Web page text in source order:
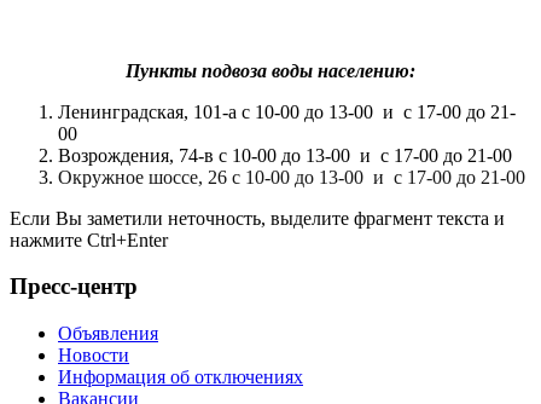
Пункты подвоза воды населению:
Ленинградская, 101-а с 10-00 до 13-00 и с 17-00 до 21-
00
Возрождения, 74-в с 10-00 до 13-00 и с 17-00 до 21-00
Окружное шоссе, 26 с 10-00 до 13-00 и с 17-00 до 21-00
Если Вы заметили неточность, выделите фрагмент текста и
нажмите Ctrl+Enter
Пресс-центр
Объявления
Новости
Информация об отключениях
Вакансии